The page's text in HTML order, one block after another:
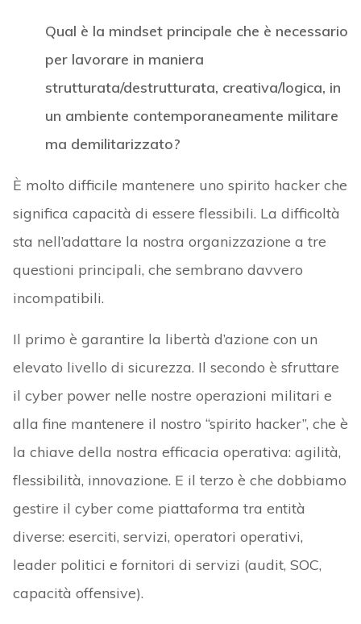
Qual è la mindset principale che è necessario
per lavorare in maniera
strutturata/destrutturata, creativa/logica, in
un ambiente contemporaneamente militare
ma demilitarizzato?
È molto difficile mantenere uno spirito hacker che
significa capacità di essere flessibili. La difficoltà
sta nell’adattare la nostra organizzazione a tre
questioni principali, che sembrano davvero
incompatibili.
Il primo è garantire la libertà d’azione con un
elevato livello di sicurezza. Il secondo è sfruttare
il cyber power nelle nostre operazioni militari e
alla fine mantenere il nostro “spirito hacker”, che è
la chiave della nostra efficacia operativa: agilità,
flessibilità, innovazione. E il terzo è che dobbiamo
gestire il cyber come piattaforma tra entità
diverse: eserciti, servizi, operatori operativi,
leader politici e fornitori di servizi (audit, SOC,
capacità offensive).